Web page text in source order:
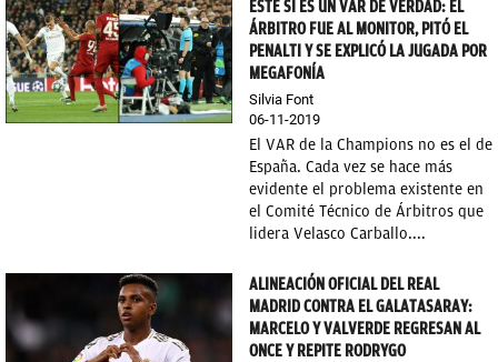
ESTE SÍ ES UN VAR DE VERDAD: EL
ÁRBITRO FUE AL MONITOR, PITÓ EL
PENALTI Y SE EXPLICÓ LA JUGADA POR
MEGAFONÍA
Silvia Font
06-11-2019
El VAR de la Champions no es el de
España. Cada vez se hace más
evidente el problema existente en
el Comité Técnico de Árbitros que
lidera Velasco Carballo....
ALINEACIÓN OFICIAL DEL REAL
MADRID CONTRA EL GALATASARAY:
MARCELO Y VALVERDE REGRESAN AL
ONCE Y REPITE RODRYGO